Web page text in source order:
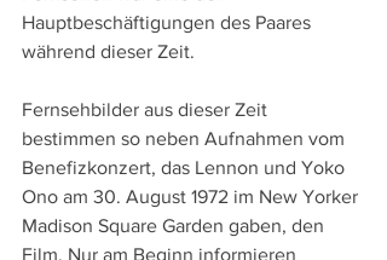
Hauptbeschäftigungen des Paares
während dieser Zeit.
Fernsehbilder aus dieser Zeit
bestimmen so neben Aufnahmen vom
Benefizkonzert, das Lennon und Yoko
Ono am 30. August 1972 im New Yorker
Madison Square Garden gaben, den
Film. Nur am Beginn informieren